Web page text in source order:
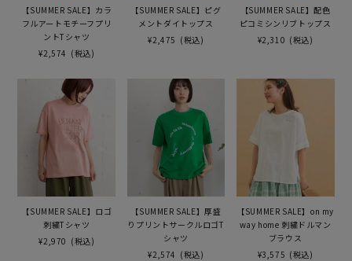
【SUMMER SALE】カラ
フルアートモチーフプリ
ントTシャツ
¥2,574 (税込)
【SUMMER SALE】ピグ
メントダイトップス
¥2,475 (税込)
【SUMMER SALE】配色
ピコミシンリブトップス
¥2,310 (税込)
【SUMMER SALE】ロゴ
刺繍Tシャツ
¥2,970 (税込)
【SUMMER SALE】厚盛
りプリントサークルロゴT
シャツ
¥2,574 (税込)
【SUMMER SALE】on my
way home 刺繍ドルマン
ブラウス
¥3,575 (税込)